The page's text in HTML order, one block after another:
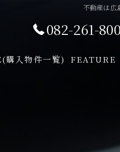
不動産は広
082-261-
購入物件一覧) FEATURE